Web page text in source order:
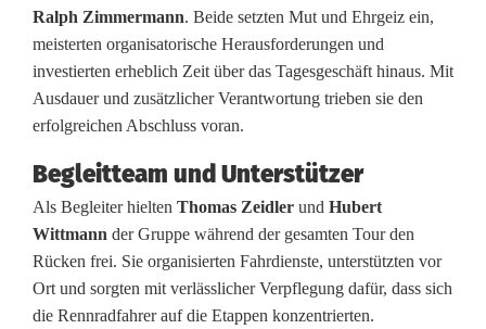
R
o
a
d
2
R
i
v
Ralph Zimmermann. Beide setzten Mut und Ehrgeiz ein,
meisterten organisatorische Herausforderungen und
investierten erheblich Zeit über das Tagesgeschäft hinaus. Mit
Ausdauer und zusätzlicher Verantwortung trieben sie den
erfolgreichen Abschluss voran.
Begleitteam und Unterstützer
Als Begleiter hielten Thomas Zeidler und Hubert
Wittmann der Gruppe während der gesamten Tour den
Rücken frei. Sie organisierten Fahrdienste, unterstützten vor
Ort und sorgten mit verlässlicher Verpflegung dafür, dass sich
die Rennradfahrer auf die Etappen konzentrierten.